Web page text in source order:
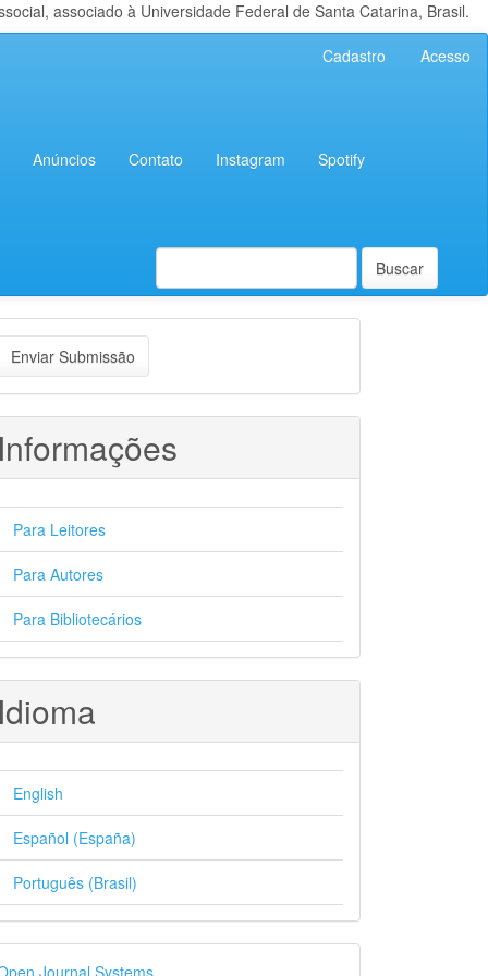
associado à Universidade Federal de Santa Catarina, Brasil.
Cadastro Acesso
Anúncios Contato Instagram Spotify
Buscar
Enviar Submissão
Para Leitores
Para Autores
Para Bibliotecários
English
Español (España)
Português (Brasil)
Journal Systems